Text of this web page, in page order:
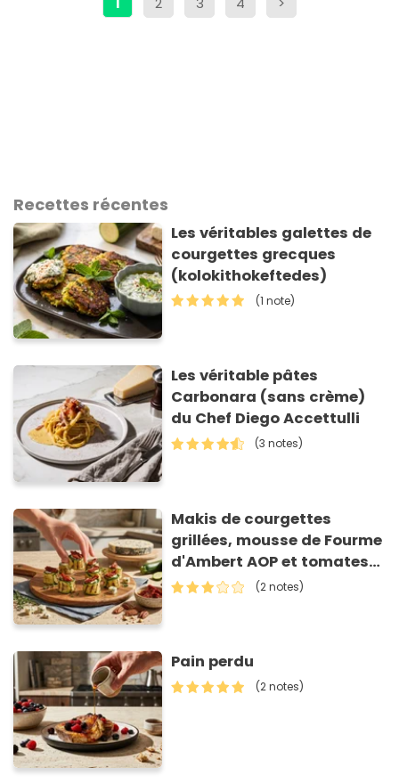
Recettes récentes
Les véritables galettes de
courgettes grecques
(kolokithokeftedes)
(1 note)
Les véritable pâtes
Carbonara (sans crème)
du Chef Diego Accettulli
(3 notes)
Makis de courgettes
grillées, mousse de Fourme
d'Ambert AOP et tomates
séchées
(2 notes)
Pain perdu
(2 notes)